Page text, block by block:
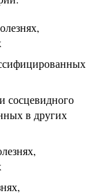
сосцевидного
в других